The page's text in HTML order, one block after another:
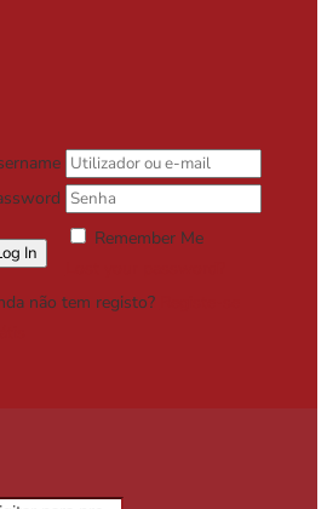
Remember Me
não tem registo?